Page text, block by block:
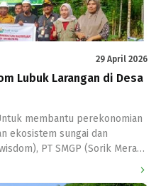
29 April 2026
Lubuk Larangan di Desa
membantu perekonomian
ekosistem sungai dan
PT SMGP (Sorik Merapi
bergerak di bidang panas